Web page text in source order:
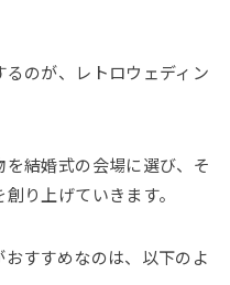
のが、レトロウェディン
結婚式の会場に選び、そ
り上げていきます。
おすすめなのは、以下のよ